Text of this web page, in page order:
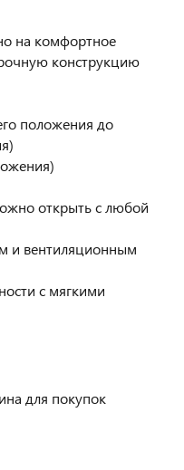
на комфортное
конструкцию
положения до
открыть с любой
и вентиляционным
с мягкими
для покупок